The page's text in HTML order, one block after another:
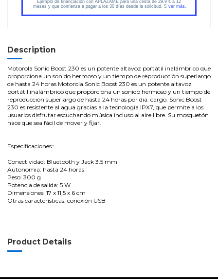
Description
Motorola Sonic Boost 230 es un potente altavoz portátil inalámbrico que
proporciona un sonido hermoso y un tiempo de reproducción superlargo
de hasta 24 horas Motorola Sonic Boost 230 es un potente altavoz
portátil inalámbrico que proporciona un sonido hermoso y un tiempo de
reproducción superlargo de hasta 24 horas por día. cargo. Sonic Boost
230 es resistente al agua gracias a la tecnología IPX7, que permite a los
usuarios disfrutar escuchando música incluso al aire libre. Su mosquetón
hace que sea fácil de mover y fijar.
Especificaciones::
Conectividad: Bluetooth y Jack 3.5 mm
Autonomía: hasta 24 horas
Peso: 300 g
Potencia de salida: 5 W
Dimensiones: 17 x 11,5 x 6 cm
Otras características: conexión USB
Product Details